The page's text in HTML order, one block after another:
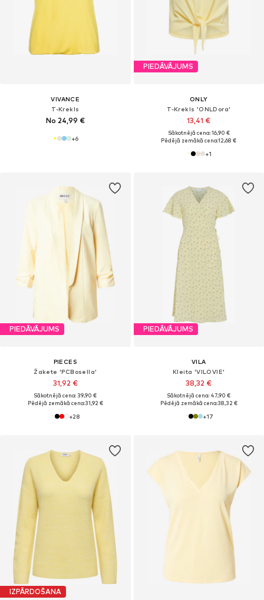
VIVANCE
T-Krekls
No 24,99 €
+6
PIEDĀVĀJUMS
ONLY
T-Krekls 'ONLDora'
13,41 €
Sākotnējā cena: 16,90 €
Pēdējā zemākā cena:12,68 €
+1
PIEDĀVĀJUMS
PIECES
Žakete 'PCBosella'
31,92 €
Sākotnējā cena: 39,90 €
Pēdējā zemākā cena:31,92 €
+28
PIEDĀVĀJUMS
VILA
Kleita 'VILOVIE'
38,32 €
Sākotnējā cena: 47,90 €
Pēdējā zemākā cena:38,32 €
+17
IZPĀRDOŠANA